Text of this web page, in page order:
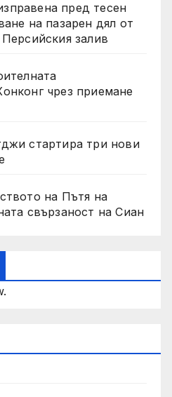
пред тесен
на пазарен дял от
залив
чрез приемане
стартира три нови
на Пътя на
свързаност на Сиан